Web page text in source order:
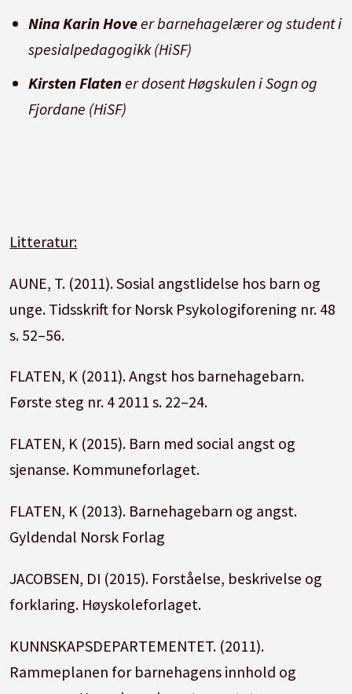
Nina Karin Hoveer barnehagelærer og student i
spesialpedagogikk (HiSF)
Kirsten Flatener dosent Høgskulen i Sogn og
Fjordane (HiSF)
Litteratur:
AUNE, T. (2011). Sosial angstlidelse hos barn og
unge. Tidsskrift for Norsk Psykologiforening nr. 48
s. 52–56.
FLATEN, K (2011). Angst hos barnehagebarn.
Første steg nr. 4 2011 s. 22–24.
FLATEN, K (2015). Barn med social angst og
sjenanse. Kommuneforlaget.
FLATEN, K (2013). Barnehagebarn og angst.
Gyldendal Norsk Forlag
JACOBSEN, DI (2015). Forståelse, beskrivelse og
forklaring. Høyskoleforlaget.
KUNNSKAPSDEPARTEMENTET. (2011).
Rammeplanen for barnehagens innhold og